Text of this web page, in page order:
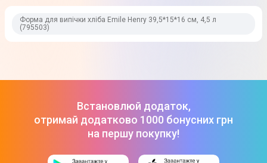
Особливості
Кераміка має ідеальну теплопровідність для приготування
Форма для випічки хліба Emile Henry 39,5*15*16 см, 4,5 л
(795503)
Встановлюй додаток,
отримай додатково 1000 бонусних грн
на першу покупку!